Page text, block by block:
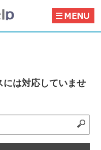
には対応していませ